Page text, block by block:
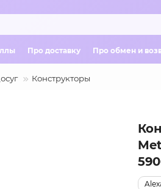
Про доставку Про обмен и
Конструкторы